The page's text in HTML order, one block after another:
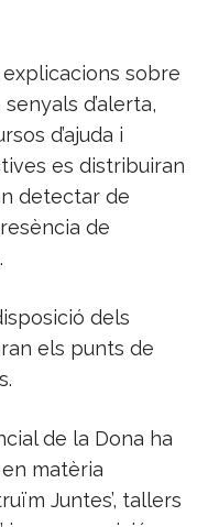
sobre
d’alerta,
d’ajuda i
es distribuiran
detectar de
de
dels
els punts de
de la Dona ha
matèria
Juntes’, tallers